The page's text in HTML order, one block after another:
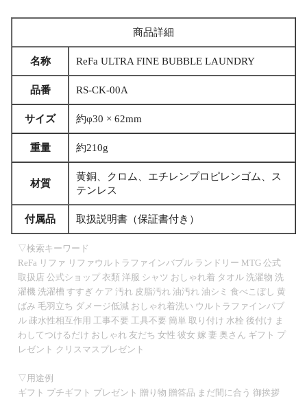
商品詳細
名称 ReFa ULTRA FINE BUBBLE LAUNDRY
品番 RS-CK-00A
サイズ 約φ30 × 62mm
重量 約210g
材質
黄銅、クロム、エチレンプロピレンゴム、ス
テンレス
付属品 取扱説明書（保証書付き）
▽検索キーワード
ReFa リファ リファウルトラファインバブル ランドリー MTG 公式
取扱店 公式ショップ 衣類 洋服 シャツ おしゃれ着 タオル 洗濯物 洗
濯機 洗濯槽 すすぎ ケア 汚れ 皮脂汚れ 油汚れ 油シミ 食べこぼし 黄
ばみ 毛羽立ち ダメージ低減 おしゃれ着洗い ウルトラファインバブ
ル 疎水性相互作用 工事不要 工具不要 簡単 取り付け 水栓 後付け ま
わしてつけるだけ おしゃれ 友だち 女性 彼女 嫁 妻 奥さん ギフト プ
レゼント クリスマスプレゼント
▽用途例
ギフト プチギフト プレゼント 贈り物 贈答品 まだ間に合う 御挨拶